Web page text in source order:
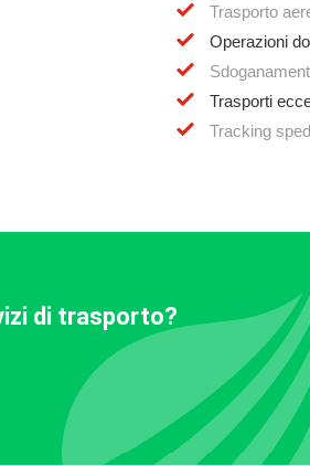
Trasporto
Operazioni
Trasporti
Tracking
di trasporto?